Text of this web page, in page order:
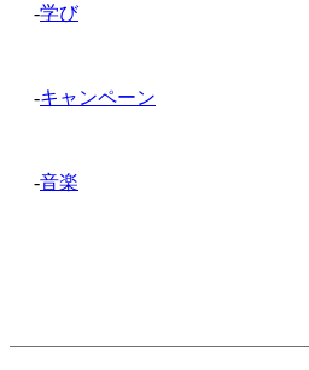
-学び
-キャンペーン
-音楽